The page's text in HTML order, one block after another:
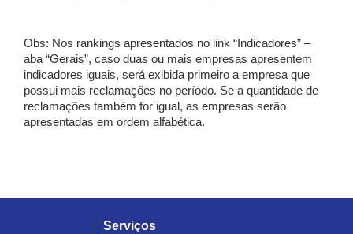
Obs: Nos rankings apresentados no link “Indicadores” –
aba “Gerais”, caso duas ou mais empresas apresentem
indicadores iguais, será exibida primeiro a empresa que
possui mais reclamações no período. Se a quantidade de
reclamações também for igual, as empresas serão
apresentadas em ordem alfabética.
Serviços